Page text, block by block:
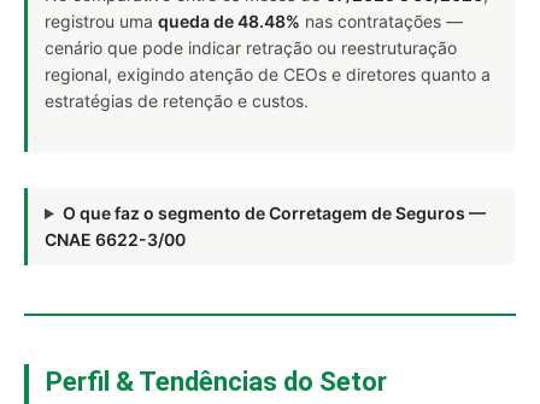
registrou uma queda de 48.48% nas contratações —
cenário que pode indicar retração ou reestruturação
regional, exigindo atenção de CEOs e diretores quanto a
estratégias de retenção e custos.
O que faz o segmento de Corretagem de Seguros —
CNAE 6622-3/00
Perfil & Tendências do Setor